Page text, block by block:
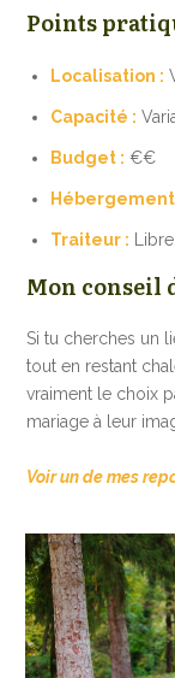
Points
Localisation :
Capacité :
Budget : €€
Hébergement
Traiteur :
Mon conseil
Si tu cherches un
tout en restant
vraiment le choix
mariage à leur
Voir un de mes